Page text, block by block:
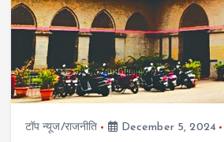
टॉप न्यूज/राजनीति December 5, 2024